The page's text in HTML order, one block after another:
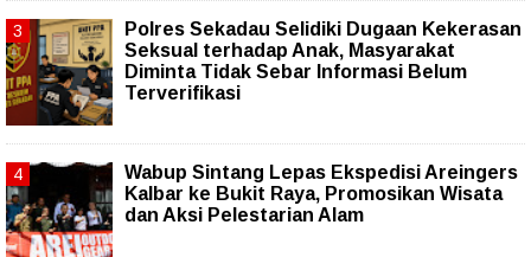
Polres Sekadau Selidiki Dugaan Kekerasan
Seksual terhadap Anak, Masyarakat
Diminta Tidak Sebar Informasi Belum
Terverifikasi
Wabup Sintang Lepas Ekspedisi Areingers
Kalbar ke Bukit Raya, Promosikan Wisata
dan Aksi Pelestarian Alam